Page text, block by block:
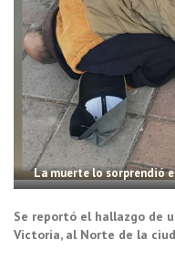
La muerte lo sorprendió
Se reportó el hallazgo de
Victoria, al Norte de la